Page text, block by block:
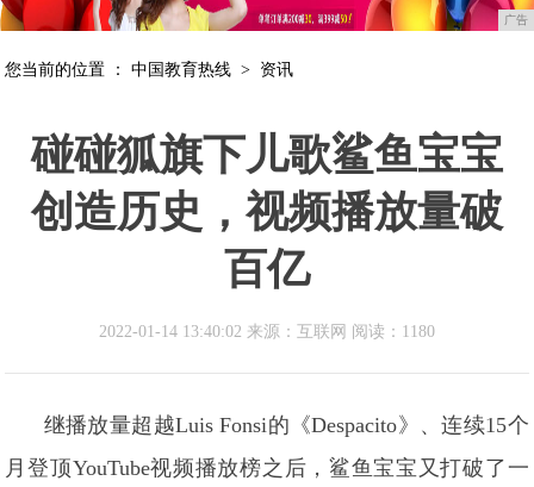
广告
您当前的位置 ：中国教育热线 > 资讯
碰碰狐旗下儿歌鲨鱼宝宝
创造历史，视频播放量破
百亿
2022-01-14 13:40:02 来源：互联网 阅读：1180
继播放量超越Luis Fonsi的《Despacito》、连续15个
月登顶YouTube视频播放榜之后，鲨鱼宝宝又打破了一